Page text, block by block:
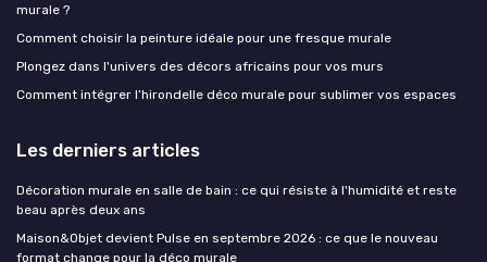
murale ?
Comment choisir la peinture idéale pour une fresque murale
Plongez dans l'univers des décors africains pour vos murs
Comment intégrer l’hirondelle déco murale pour sublimer vos espaces
Les derniers articles
Décoration murale en salle de bain : ce qui résiste à l'humidité et reste
beau après deux ans
Maison&Objet devient Pulse en septembre 2026 : ce que le nouveau
format change pour la déco murale